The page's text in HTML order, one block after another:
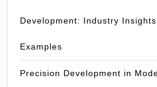
Development: Industry
Examples
Precision Development in